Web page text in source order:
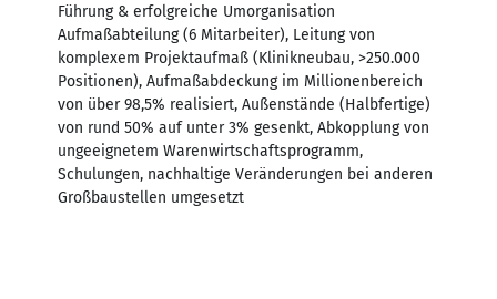
Führung & erfolgreiche Umorganisation
Aufmaßabteilung (6 Mitarbeiter), Leitung von
komplexem Projektaufmaß (Klinikneubau, >250.000
Positionen), Aufmaßabdeckung im Millionenbereich
von über 98,5% realisiert, Außenstände (Halbfertige)
von rund 50% auf unter 3% gesenkt, Abkopplung von
ungeeignetem Warenwirtschaftsprogramm,
Schulungen, nachhaltige Veränderungen bei anderen
Großbaustellen umgesetzt